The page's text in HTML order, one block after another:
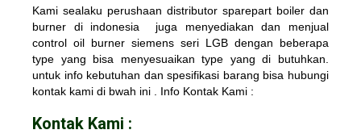
Kami sealaku perushaan distributor sparepart boiler dan
burner di indonesia juga menyediakan dan menjual
control oil burner siemens seri LGB dengan beberapa
type yang bisa menyesuaikan type yang di butuhkan.
untuk info kebutuhan dan spesifikasi barang bisa hubungi
kontak kami di bwah ini . Info Kontak Kami :
Kontak Kami :